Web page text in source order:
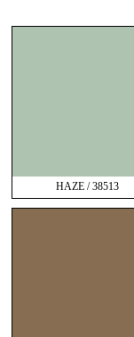
HAZE / 38513